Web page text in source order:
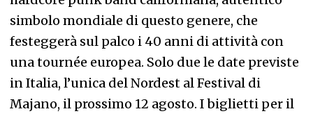
simbolo mondiale di questo genere, che
festeggerà sul palco i 40 anni di attività con
una tournée europea. Solo due le date previste
in Italia, l’unica del Nordest al Festival di
Majano, il prossimo 12 agosto. I biglietti per il